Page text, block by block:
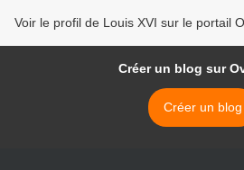
Voir le profil de Louis XVI sur le portail
Créer un blog sur
Créer un blog